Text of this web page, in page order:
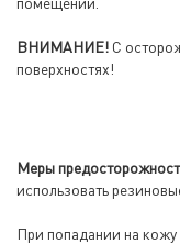
ВНИМАНИЕ! С
поверхностях!
Меры
использовать
При попадании на кожу